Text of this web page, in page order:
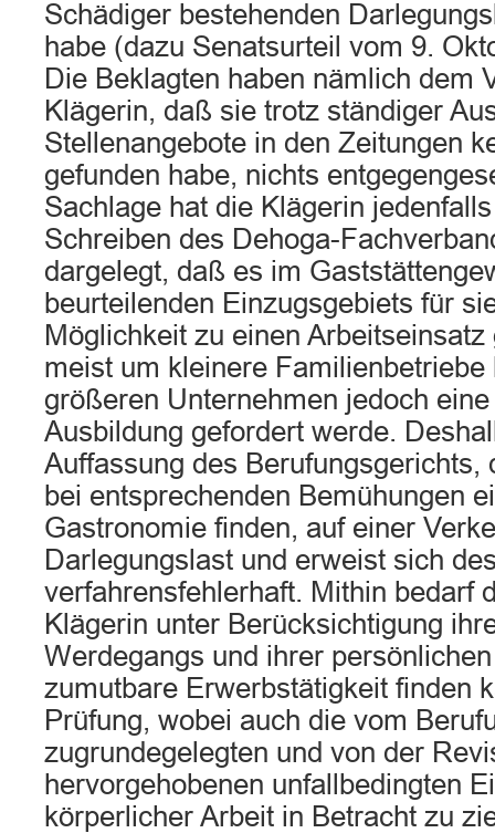
Schädiger bestehenden
habe (dazu Senatsurteil vom 9.
Die Beklagten haben nämlich dem
Klägerin, daß sie trotz ständiger
Stellenangebote in den Zeitungen
gefunden habe, nichts
Sachlage hat die Klägerin
Schreiben des Dehoga-
dargelegt, daß es im
beurteilenden Einzugsgebiets für
Möglichkeit zu einen
meist um kleinere Familienbetriebe
größeren Unternehmen jedoch
Ausbildung gefordert werde.
Auffassung des Berufungsgerichts,
bei entsprechenden Bemühungen
Gastronomie finden, auf einer
Darlegungslast und erweist sich
verfahrensfehlerhaft. Mithin bedarf
Klägerin unter Berücksichtigung
Werdegangs und ihrer
zumutbare Erwerbstätigkeit finden
Prüfung, wobei auch die vom
zugrundegelegten und von der
hervorgehobenen unfallbedingten
körperlicher Arbeit in Betracht zu